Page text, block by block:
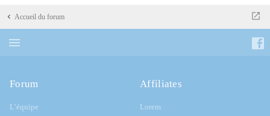
Accueil du forum
Forum
L’équipe
Affiliates
Lorem